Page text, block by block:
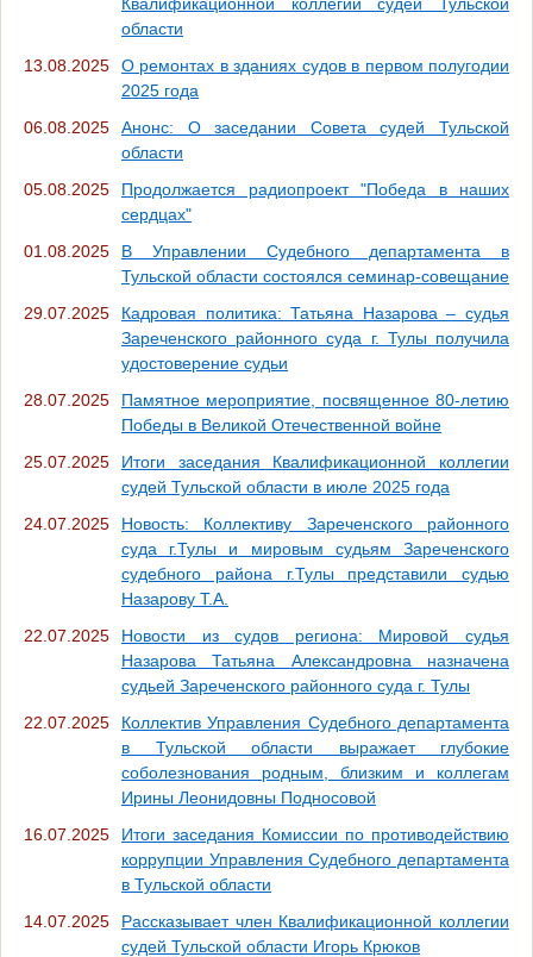
области
13.08.2025
О ремонтах в зданиях судов в первом полугодии
2025 года
06.08.2025
Анонс: О заседании Совета судей Тульской
области
05.08.2025
Продолжается радиопроект "Победа в наших
сердцах"
01.08.2025
В Управлении Судебного департамента в
Тульской области состоялся семинар-совещание
29.07.2025
Кадровая политика: Татьяна Назарова – судья
Зареченского районного суда г. Тулы получила
удостоверение судьи
28.07.2025
Памятное мероприятие, посвященное 80-летию
Победы в Великой Отечественной войне
25.07.2025
Итоги заседания Квалификационной коллегии
судей Тульской области в июле 2025 года
24.07.2025
Новость: Коллективу Зареченского районного
суда г.Тулы и мировым судьям Зареченского
судебного района г.Тулы представили судью
Назарову Т.А.
22.07.2025
Новости из судов региона: Мировой судья
Назарова Татьяна Александровна назначена
судьей Зареченского районного суда г. Тулы
22.07.2025
Коллектив Управления Судебного департамента
в Тульской области выражает глубокие
соболезнования родным, близким и коллегам
Ирины Леонидовны Подносовой
16.07.2025
Итоги заседания Комиссии по противодействию
коррупции Управления Судебного департамента
в Тульской области
14.07.2025
Рассказывает член Квалификационной коллегии
судей Тульской области Игорь Крюков